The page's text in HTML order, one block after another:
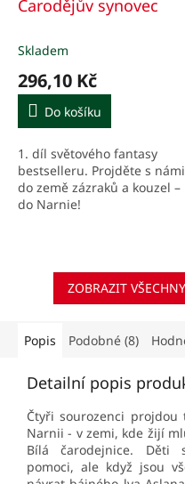
Čarodějův synovec
Skladem
296,10 Kč
Do košíku
1. díl světového fantasy
bestselleru. Projděte s námi
do země zázraků a kouzel –
do Narnie!
ZOBRAZIT
Popis Podobné (8)
Detailní popis
Čtyři sourozenci
Narnii - v zemi, kde žijí
Bílá čarodejnice. Děti
pomoci, ale když jsou